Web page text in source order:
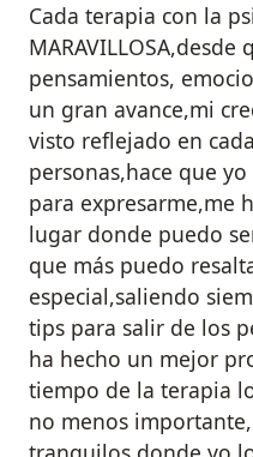
Cada terapia con la
pensamientos,
un gran avance,mi
visto reflejado en
personas,hace que
para expresarme,me
lugar donde puedo
que más puedo
especial,saliendo
tips para salir de los
ha hecho un mejor
tiempo de la terapia
no menos